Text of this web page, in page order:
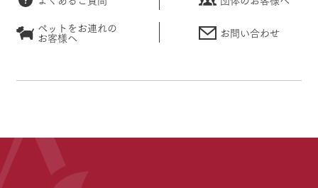
ペットをお連れの
お客様へ お問い合わせ